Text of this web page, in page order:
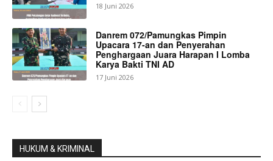
18 Juni 2026
Danrem 072/Pamungkas Pimpin
Upacara 17-an dan Penyerahan
Penghargaan Juara Harapan I Lomba
Karya Bakti TNI AD
17 Juni 2026
HUKUM & KRIMINAL